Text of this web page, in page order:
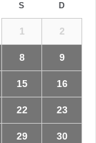
S D
1 2
8 9
15 16
22 23
29 30